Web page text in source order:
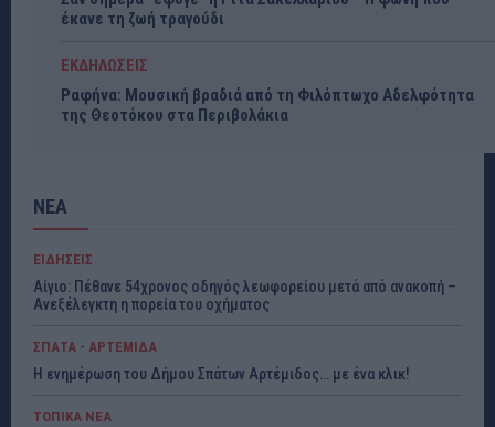
έκανε τη ζωή τραγούδι
ΕΚΔΗΛΩΣΕΙΣ
Ραφήνα: Μουσική βραδιά από τη Φιλόπτωχο Αδελφότητα
της Θεοτόκου στα Περιβολάκια
ΝΕΑ
ΕΙΔΗΣΕΙΣ
Αίγιο: Πέθανε 54χρονος οδηγός λεωφορείου μετά από ανακοπή –
Ανεξέλεγκτη η πορεία του οχήματος
ΣΠΑΤΑ - ΑΡΤΕΜΙΔΑ
Η ενημέρωση του Δήμου Σπάτων Αρτέμιδος… με ένα κλικ!
ΤΟΠΙΚΑ ΝΕΑ